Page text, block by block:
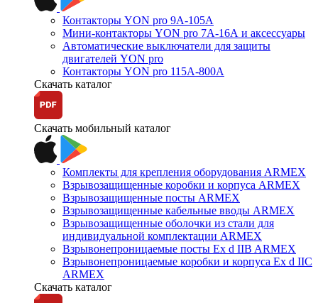
Контакторы YON pro 9А-105А
Мини-контакторы YON pro 7А-16А и аксессуары
Автоматические выключатели для защиты
двигателей YON pro
Контакторы YON pro 115А-800А
Скачать каталог
Скачать мобильный каталог
Комплекты для крепления оборудования ARMEX
Взрывозащищенные коробки и корпуса ARMEX
Взрывозащищенные посты ARMEX
Взрывозащищенные кабельные вводы ARMEX
Взрывозащищенные оболочки из стали для
индивидуальной комплектации ARMEX
Взрывонепроницаемые посты Ex d IIB ARMEX
Взрывонепроницаемые коробки и корпуса Ex d IIС
ARMEX
Скачать каталог